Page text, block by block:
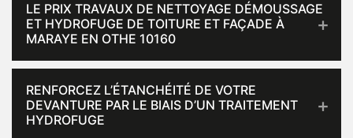
LE PRIX TRAVAUX DE NETTOYAGE DÉMOUSSAGE
ET HYDROFUGE DE TOITURE ET FAÇADE À
MARAYE EN OTHE 10160
RENFORCEZ L’ÉTANCHÉITÉ DE VOTRE
DEVANTURE PAR LE BIAIS D’UN TRAITEMENT
HYDROFUGE